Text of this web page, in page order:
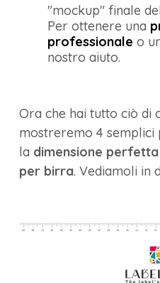
"mockup" finale
Per ottenere una
professionale o
nostro aiuto.
Ora che hai tutto ciò di
mostreremo 4 semplici
la dimensione
per birra. Vediamoli in